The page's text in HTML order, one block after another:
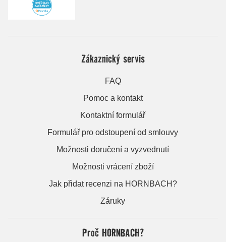
Zákaznický servis
FAQ
Pomoc a kontakt
Kontaktní formulář
Formulář pro odstoupení od smlouvy
Možnosti doručení a vyzvednutí
Možnosti vrácení zboží
Jak přidat recenzi na HORNBACH?
Záruky
Proč HORNBACH?